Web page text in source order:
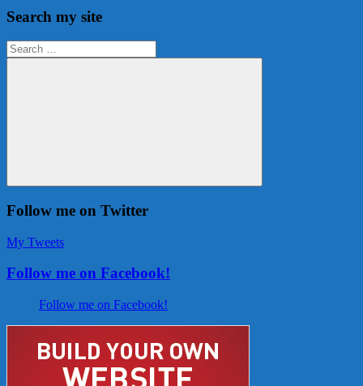
Search my site
Search
for:
Search
Follow me on Twitter
My Tweets
Follow me on Facebook!
Follow me on Facebook!